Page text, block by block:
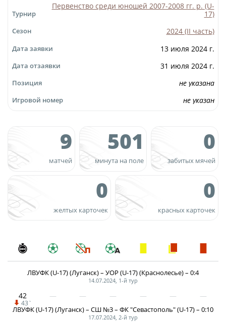
Турнир Объединенного чемпионата по
2009-2010 годов рождения (U-17)
Турнирная таблица
Статистика
Команды
Дисквалификации
Турнир Объединенного Чемпионата по
футболу "Содружество" среди юношей
2011-2012 годов рождения (U-15)
Турнирная таблица
Турнир
Первенство среди юношей 2007-2008 гг. р. (U-
17)
Сезон 2024 (II часть)
Дата заявки 13 июля 2024 г.
Дата отзаявки 31 июля 2024 г.
Позиция не указана
Игровой номер не указан
матчей
9
минута на поле
501
забитых мячей
0
желтых карточек
0
красных карточек
0
ЛВУФК (U-17) (Луганск) – УОР (U-17) (Краснолесье) – 0:4
14.07.2024, 1-й тур
42
43`
ЛВУФК (U-17) (Луганск) – СШ №3 – ФК "Севастополь" (U-17) – 0:10
17.07.2024, 2-й тур